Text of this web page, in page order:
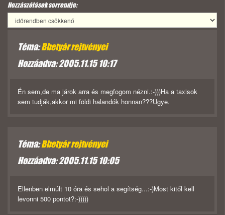
Hozzászólások sorrendje:
Téma:Bbetyár rejtvényei
Hozzáadva: 2005.11.15 10:17
Én sem,de ma járok arra és megfogom nézni.:-)))Ha a taxisok
sem tudják,akkor mi földi halandók honnan???Ugye.
Téma:Bbetyár rejtvényei
Hozzáadva: 2005.11.15 10:05
Ellenben elmúlt 10 óra és sehol a segítség...:-)Most kitől kell
levonni 500 pontot?:-)))))